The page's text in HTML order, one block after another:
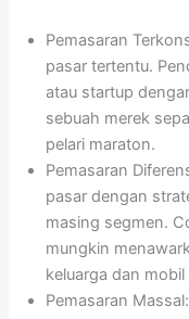
Pemasaran
pasar tertentu.
atau startup
sebuah merek
pelari maraton.
Pemasaran
pasar dengan
masing segmen.
mungkin
keluarga dan
Pemasaran